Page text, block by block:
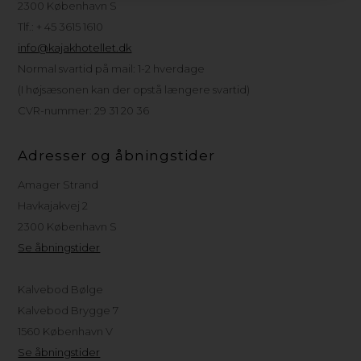
2300 København S
Tlf.: + 45 3615 1610
info@kajakhotellet.dk
Normal svartid på mail: 1-2 hverdage
(I højsæsonen kan der opstå længere svartid)
CVR-nummer: 29 31 20 36
Adresser og åbningstider
Amager Strand
Havkajakvej 2
2300 København S
Se åbningstider
Kalvebod Bølge
Kalvebod Brygge 7
1560 København V
Se åbningstider